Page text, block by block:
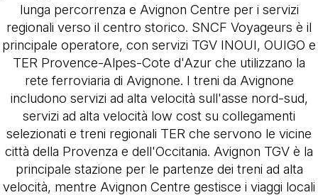
lunga percorrenza e Avignon Centre per i servizi
regionali verso il centro storico. SNCF Voyageurs è il
principale operatore, con servizi TGV INOUI, OUIGO e
TER Provence-Alpes-Cote d'Azur che utilizzano la
rete ferroviaria di Avignone. I treni da Avignone
includono servizi ad alta velocità sull'asse nord-sud,
servizi ad alta velocità low cost su collegamenti
selezionati e treni regionali TER che servono le vicine
città della Provenza e dell'Occitania. Avignon TGV è la
principale stazione per le partenze dei treni ad alta
velocità, mentre Avignon Centre gestisce i viaggi locali